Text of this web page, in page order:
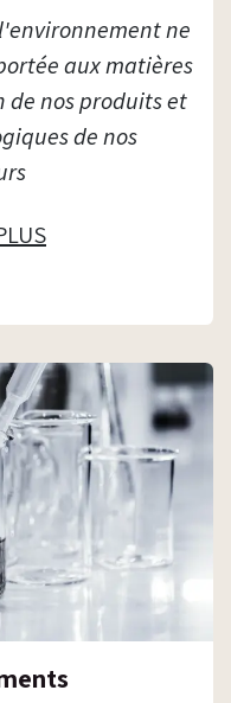
ne
aux matières
nos produits et
de nos